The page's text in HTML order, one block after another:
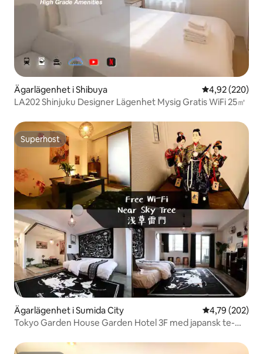
Ägarlägenhet i Shibuya 4,92 av 5 i
4,92 (220)
LA202 Shinjuku Designer Lägenhet Mysig Gratis WiFi 25㎡
Superhost
Superhost
Ägarlägenhet i Sumida City 4,79 av 5 i
4,79 (202)
Tokyo Garden House Garden Hotel 3F med japansk te-